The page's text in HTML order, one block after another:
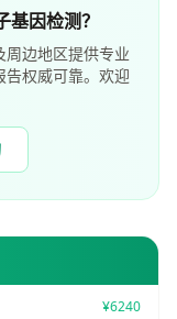
因检测？
周边地区提供专业
告权威可靠。欢迎
¥6240